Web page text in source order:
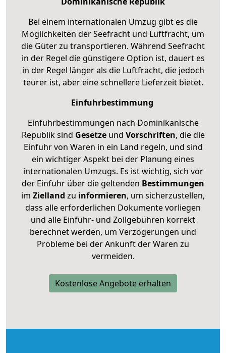
Bei einem internationalen Umzug gibt es die
Möglichkeiten der Seefracht und Luftfracht, um
die Güter zu transportieren. Während Seefracht
in der Regel die günstigere Option ist, dauert es
in der Regel länger als die Luftfracht, die jedoch
teurer ist, aber eine schnellere Lieferzeit bietet.
Einfuhrbestimmung
Einfuhrbestimmungen nach Dominikanische
Republik sind Gesetzeund Vorschriften, die die
Einfuhr von Waren in ein Land regeln, und sind
ein wichtiger Aspekt bei der Planung eines
internationalen Umzugs. Es ist wichtig, sich vor
der Einfuhr über die geltenden Bestimmungen
im Zielland zu informieren, um sicherzustellen,
dass alle erforderlichen Dokumente vorliegen
und alle Einfuhr- und Zollgebühren korrekt
berechnet werden, um Verzögerungen und
Probleme bei der Ankunft der Waren zu
vermeiden.
Kostenlose Angebote erhalten